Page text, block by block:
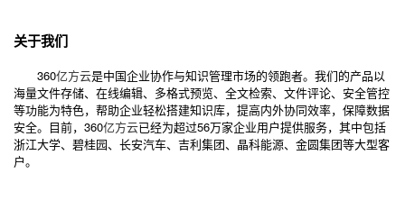
关于我们
360亿方云是中国企业协作与知识管理市场的领跑者。我们的产品以
海量文件存储、在线编辑、多格式预览、全文检索、文件评论、安全管控
等功能为特色，帮助企业轻松搭建知识库，提高内外协同效率，保障数据
安全。目前，360亿方云已经为超过56万家企业用户提供服务，其中包括
浙江大学、碧桂园、长安汽车、吉利集团、晶科能源、金圆集团等大型客
户。